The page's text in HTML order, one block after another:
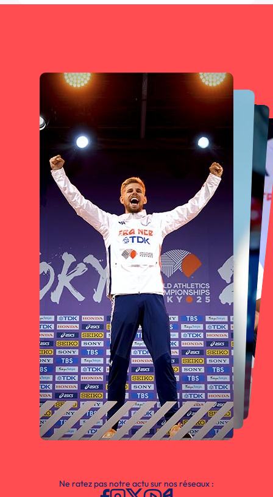
Ne ratez pas notre actu sur nos réseaux :